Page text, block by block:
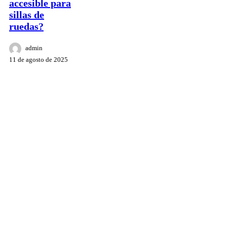
accesible para
sillas de
ruedas?
admin
11 de agosto de 2025